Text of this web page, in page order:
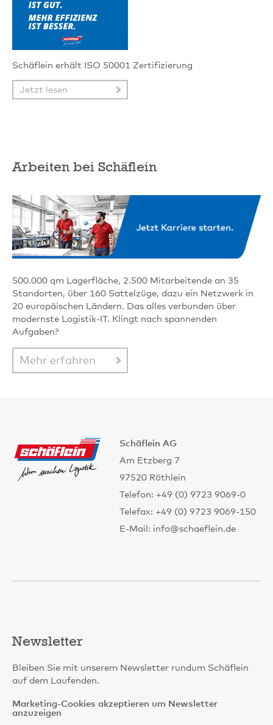
Schäflein erhält ISO 50001 Zertifizierung
Jetzt lesen
Arbeiten bei Schäflein
500.000 qm Lagerfläche, 2.500 Mitarbeitende an 35
Standorten, über 160 Sattelzüge, dazu ein Netzwerk in
20 europäischen Ländern. Das alles verbunden über
modernste Logistik-IT. Klingt nach spannenden
Aufgaben?
Mehr erfahren
Schäflein AG
Am Etzberg 7
97520 Röthlein
Telefon: +49 (0) 9723 9069-0
Telefax: +49 (0) 9723 9069-150
E-Mail: info@schaeflein.de
Newsletter
Bleiben Sie mit unserem Newsletter rundum Schäflein
auf dem Laufenden.
Marketing-Cookies akzeptieren um Newsletter
anzuzeigen